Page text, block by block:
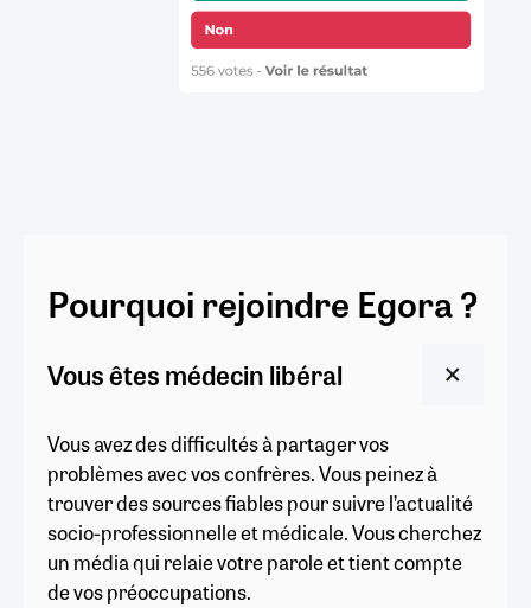
Pourquoi rejoindre Egora ?
Vous êtes médecin libéral
Vous avez des difficultés à partager vos
problèmes avec vos confrères. Vous peinez à
trouver des sources fiables pour suivre l’actualité
socio-professionnelle et médicale. Vous cherchez
un média qui relaie votre parole et tient compte
de vos préoccupations.